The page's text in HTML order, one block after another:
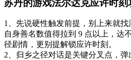
苏丹的游戏法尔达克应许时刻
1、先说硬性触发前提，别上来就
自身善名数值得拉到 9 点以上，达
径剧情，更别提解锁应许时刻。
2、归乡之径对话是关键分叉点，弹